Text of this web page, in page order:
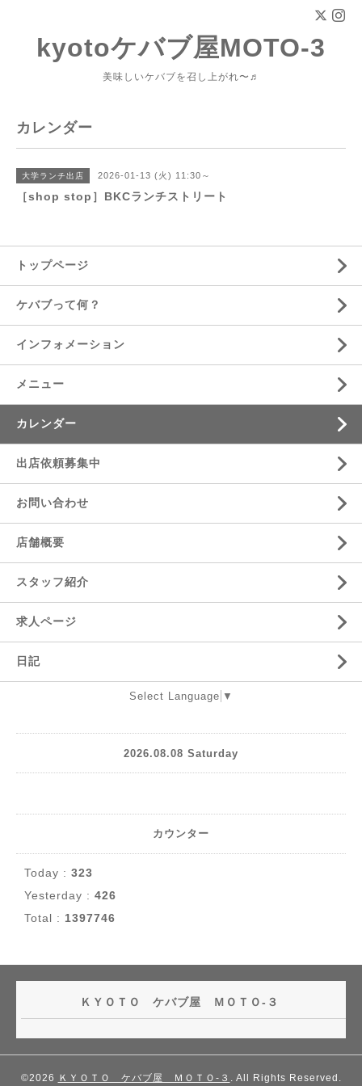
kyotoケバブ屋MOTO-3
美味しいケバブを召し上がれ〜♬
カレンダー
大学ランチ出店 2026-01-13 (火) 11:30～
［shop stop］BKCランチストリート
トップページ
ケバブって何？
インフォメーション
メニュー
カレンダー
出店依頼募集中
お問い合わせ
店舗概要
スタッフ紹介
求人ページ
日記
Select Language ▼
2026.08.08 Saturday
カウンター
Today : 323
Yesterday : 426
Total : 1397746
ＫＹＯＴＯ ケバブ屋 ＭＯＴＯ-３
©2026 ＫＹＯＴＯ ケバブ屋 ＭＯＴＯ-３ . All Rights Reserved.